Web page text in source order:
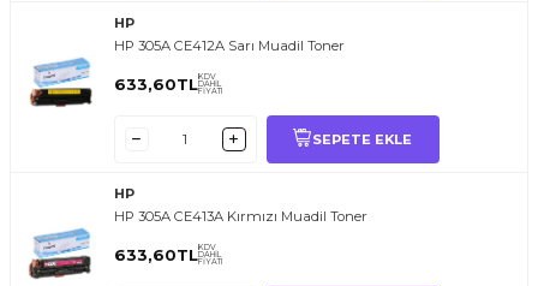
HP
HP 305A CE412A Sarı Muadil Toner
633,60TLKDV
DAHİL
FİYATI
SEPETE EKLE
HP
HP 305A CE413A Kırmızı Muadil Toner
633,60TLKDV
DAHİL
FİYATI